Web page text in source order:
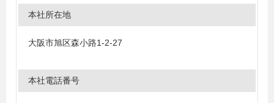
本社所在地
大阪市旭区森小路1-2-27
本社電話番号